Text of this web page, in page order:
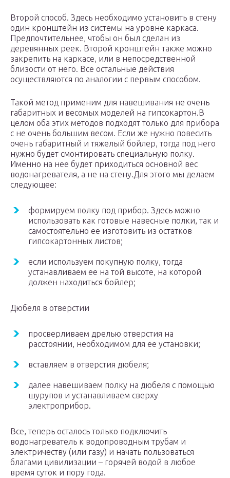
Второй способ. Здесь необходимо установить в стену
один кронштейн из системы на уровне каркаса.
Предпочтительнее, чтобы он был сделан из
деревянных реек. Второй кронштейн также можно
закрепить на каркасе, или в непосредственной
близости от него. Все остальные действия
осуществляются по аналогии с первым способом.
Такой метод применим для навешивания не очень
габаритных и весомых моделей на гипсокартон.В
целом оба этих методов подходят только для прибора
с не очень большим весом. Если же нужно повесить
очень габаритный и тяжелый бойлер, тогда под него
нужно будет смонтировать специальную полку.
Именно на нее будет приходиться основной вес
водонагревателя, а не на стену.Для этого мы делаем
следующее:
формируем полку под прибор. Здесь можно
использовать как готовые навесные полки, так и
самостоятельно ее изготовить из остатков
гипсокартонных листов;
если используем покупную полку, тогда
устанавливаем ее на той высоте, на которой
должен находиться бойлер;
Дюбеля в отверстии
просверливаем дрелью отверстия на
расстоянии, необходимом для ее установки;
вставляем в отверстия дюбеля;
далее навешиваем полку на дюбеля с помощью
шурупов и устанавливаем сверху
электроприбор.
Все, теперь осталось только подключить
водонагреватель к водопроводным трубам и
электричеству (или газу) и начать пользоваться
благами цивилизации – горячей водой в любое
время суток и пору года.